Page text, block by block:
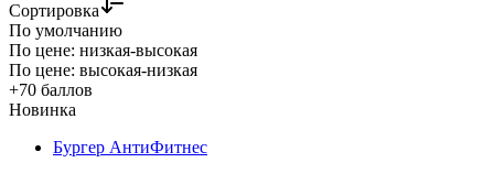
Сортировка
По умолчанию
По цене: низкая-высокая
По цене: высокая-низкая
+70 баллов
Новинка
Бургер АнтиФитнес